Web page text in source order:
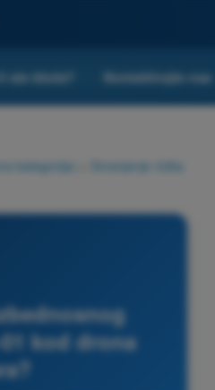
li ste škola? Kontaktirajte nas
kategorija)
Smanjenje rizika
kod drona